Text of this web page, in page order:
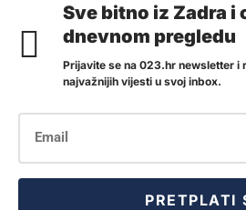
Sve bitno iz Zadra i
dnevnom pregledu
Prijavite se na 023.hr newsletter i
najvažnijih vijesti u svoj inbox.
PRETPLATI